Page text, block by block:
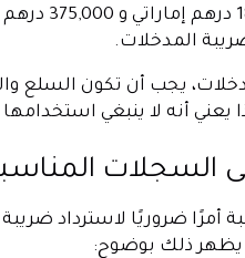
كانت
المدخلات.
يجب أن تكون السلع
يعني أنه لا ينبغي
أمرًا ضروريًا لاسترداد
يظهر ذلك بوضوح: